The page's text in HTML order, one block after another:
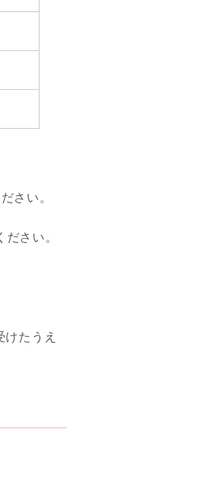
さい。
さい。
たうえ